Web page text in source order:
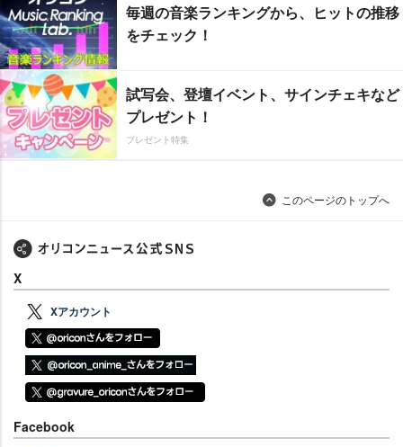
毎週の音楽ランキングから、ヒットの推移
をチェック！
試写会、登壇イベント、サインチェキなど
プレゼント！
プレゼント特集
このページのトップへ
X
Xアカウント
Facebook